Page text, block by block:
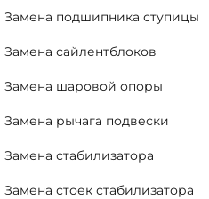
Замена подшипника ступицы
Замена сайлентблоков
Замена шаровой опоры
Замена рычага подвески
Замена стабилизатора
Замена стоек стабилизатора